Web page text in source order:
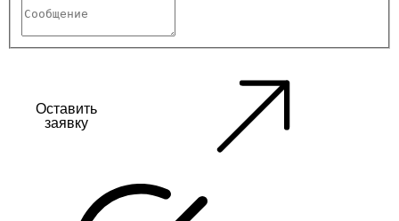
Оставить
заявку